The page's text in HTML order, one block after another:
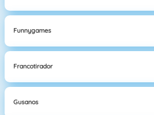
Funnygames
Francotirador
Gusanos